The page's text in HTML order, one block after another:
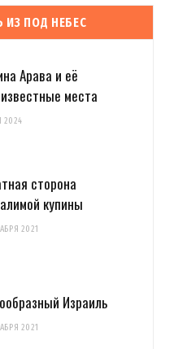
ИЗ ПОД НЕБЕС
Арава и её
места
2024
сторона
купины
2021
Израиль
2021